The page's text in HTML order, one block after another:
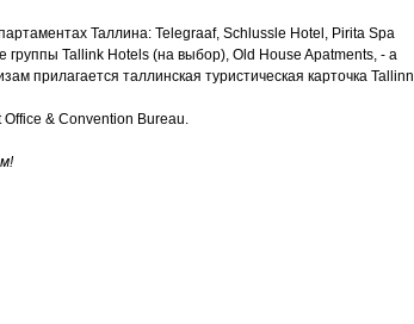
Таллина: Telegraaf, Schlussle Hotel, Pirita Spa
Tallink Hotels (на выбор), Old House Apatments, - а
прилагается таллинская туристическая карточка Tallinn
Office & Convention Bureau.